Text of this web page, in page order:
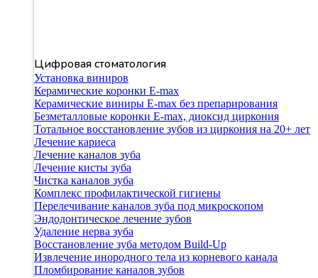
Цифровая стоматология
Установка виниров
Керамические коронки E-max
Керамические виниры E-max без препарирования
Безметалловые коронки Е-max, диоксид циркония
Тотальное восстановление зубов из циркония на 20+ лет
Лечение кариеса
Лечение каналов зуба
Лечение кисты зуба
Чистка каналов зуба
Комплекс профилактической гигиены
Перелечивание каналов зуба под микроскопом
Эндодонтическое лечение зубов
Удаление нерва зуба
Восстановление зуба методом Build-Up
Извлечение инородного тела из корневого канала
Пломбирование каналов зубов